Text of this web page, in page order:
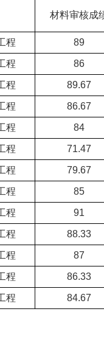
材料审核成
程 89
程 86
程 89.67
程 86.67
程 84
程 71.47
程 79.67
程 85
程 91
程 88.33
程 87
程 86.33
程 84.67